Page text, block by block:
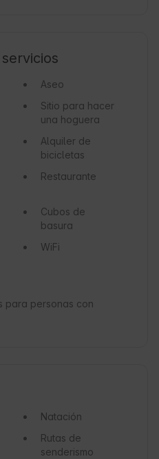
Aseo
Sitio para hacer
una hoguera
Alquiler de
bicicletas
Restaurante
Cubos de
basura
WiFi
para personas con
Natación
Rutas de
senderismo